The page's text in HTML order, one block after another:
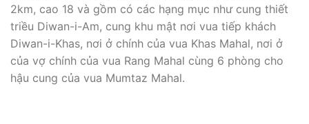
2km, cao 18 và gồm có các hạng mục như cung thiết
triều Diwan-i-Am, cung khu mật nơi vua tiếp khách
Diwan-i-Khas, nơi ở chính của vua Khas Mahal, nơi ở
của vợ chính của vua Rang Mahal cùng 6 phòng cho
hậu cung của vua Mumtaz Mahal.